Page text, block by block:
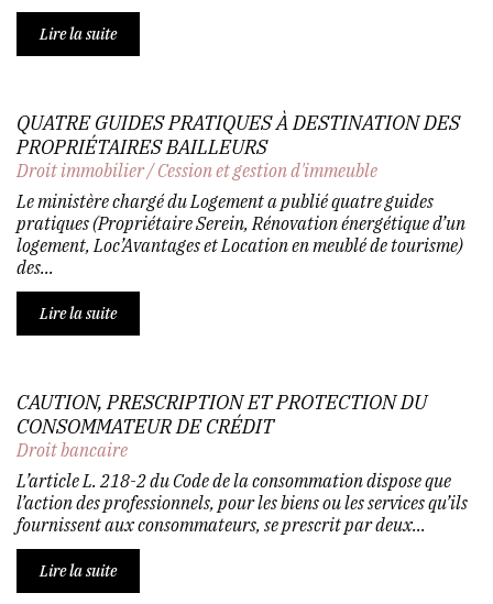
Lire la suite
QUATRE GUIDES PRATIQUES À DESTINATION DES
PROPRIÉTAIRES BAILLEURS
Droit immobilier/Cession et gestion d'immeuble
Le ministère chargé du Logement a publié quatre guides
pratiques (Propriétaire Serein, Rénovation énergétique d’un
logement, Loc’Avantages et Location en meublé de tourisme)
des...
Lire la suite
CAUTION, PRESCRIPTION ET PROTECTION DU
CONSOMMATEUR DE CRÉDIT
Droit bancaire
L’article L. 218-2 du Code de la consommation dispose que
l’action des professionnels, pour les biens ou les services qu’ils
fournissent aux consommateurs, se prescrit par deux...
Lire la suite